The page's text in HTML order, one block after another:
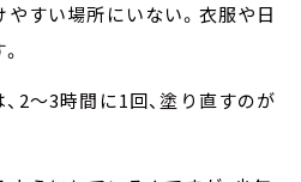
やすい場所にいない。衣服や日
2～3時間に1回、塗り直すのが